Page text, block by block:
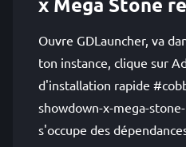
Ouvre GDLauncher, va
ton instance, clique sur
d'installation rapide
showdown-x-mega-
s'occupe des